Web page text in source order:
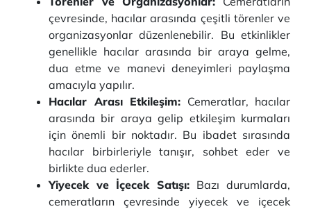
çevresinde, hacılar arasında çeşitli törenler ve
organizasyonlar düzenlenebilir. Bu etkinlikler
genellikle hacılar arasında bir araya gelme,
dua etme ve manevi deneyimleri paylaşma
amacıyla yapılır.
Hacılar Arası Etkileşim: Cemeratlar, hacılar
arasında bir araya gelip etkileşim kurmaları
için önemli bir noktadır. Bu ibadet sırasında
hacılar birbirleriyle tanışır, sohbet eder ve
birlikte dua ederler.
Yiyecek ve İçecek Satışı: Bazı durumlarda,
cemeratların çevresinde yiyecek ve içecek